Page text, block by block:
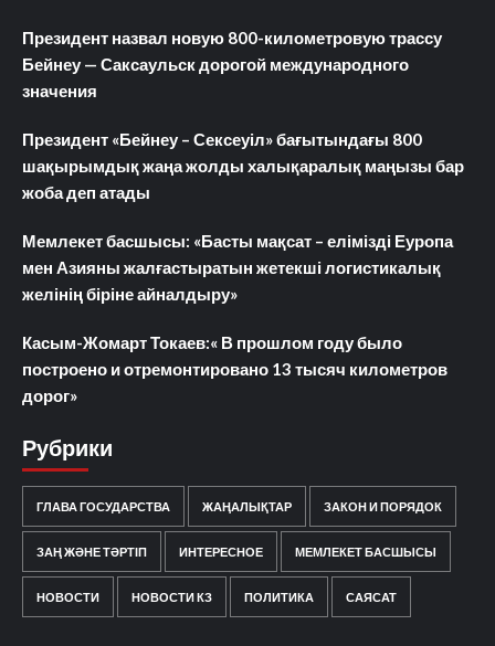
Президент назвал новую 800-километровую трассу
Бейнеу — Саксаульск дорогой международного
значения
Президент «Бейнеу – Сексеуіл» бағытындағы 800
шақырымдық жаңа жолды халықаралық маңызы бар
жоба деп атады
Мемлекет басшысы: «Басты мақсат – елімізді Еуропа
мен Азияны жалғастыратын жетекші логистикалық
желінің біріне айналдыру»
Касым-Жомарт Токаев:« В прошлом году было
построено и отремонтировано 13 тысяч километров
дорог»
Рубрики
ГЛАВА ГОСУДАРСТВА ЖАҢАЛЫҚТАР ЗАКОН И ПОРЯДОК
ЗАҢ ЖӘНЕ ТӘРТІП ИНТЕРЕСНОЕ МЕМЛЕКЕТ БАСШЫСЫ
НОВОСТИ НОВОСТИ КЗ ПОЛИТИКА САЯСАТ